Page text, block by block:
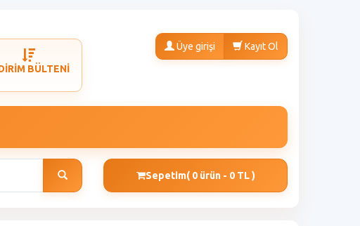
BÜLTENİ
Üye girişi Kayıt Ol
Sepetim( 0 ürün - 0 TL )